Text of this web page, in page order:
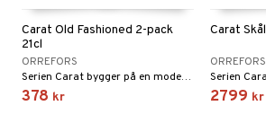
Carat Old Fashioned 2-pack
21cl
ORREFORS
Serien Carat bygger på en modern tolkning av den traditionella glasslipning som har gjort Orrefors världsberömt. Den oregelbundna geometrin får kristallglaset att gnistra.
378 kr
Carat Skål
ORREFORS
2799 kr